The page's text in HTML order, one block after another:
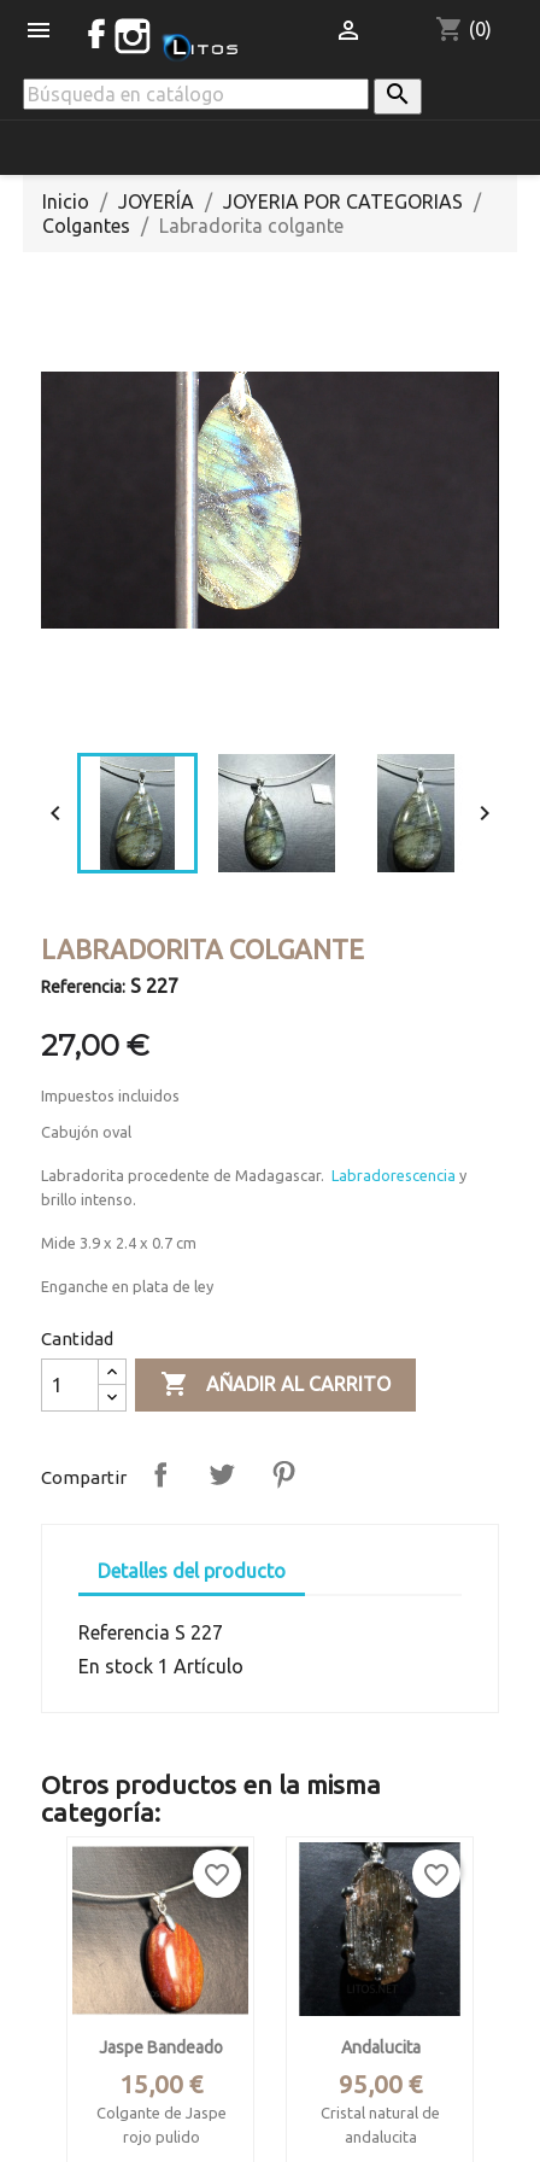
 shopping_cart (0)


Inicio JOYERÍA
JOYERIA POR CATEGORIAS
Colgantes
Labradorita colgante
 
LABRADORITA COLGANTE
Referencia: S 227
27,00 €
Impuestos incluidos
Cabujón oval
Labradorita procedente de Madagascar.Labradorescencia y
brillo intenso.
Mide 3.9 x 2.4 x 0.7 cm
Enganche en plata de ley
Cantidad
 AÑADIR AL CARRITO
Compartir
Detalles del producto
Referencia S 227
En stock 1 Artículo
Otros productos en la misma
categoría:
Jaspe Bandeado
Precio
15,00 €
Colgante de Jaspe
rojo pulido
favorite_border
Andalucita
Precio
95,00 €
Cristal natural de
andalucita
favorite_border